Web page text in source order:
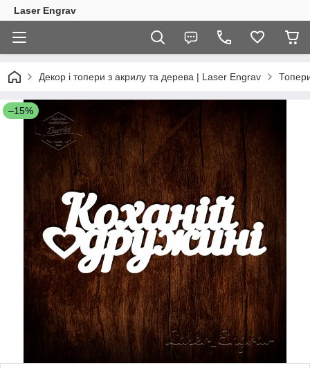
Laser Engrav
Декор і топери з акрилу та дерева | Laser Engrav
–15%